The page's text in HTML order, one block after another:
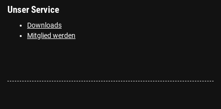
Unser Service
Downloads
Mitglied werden